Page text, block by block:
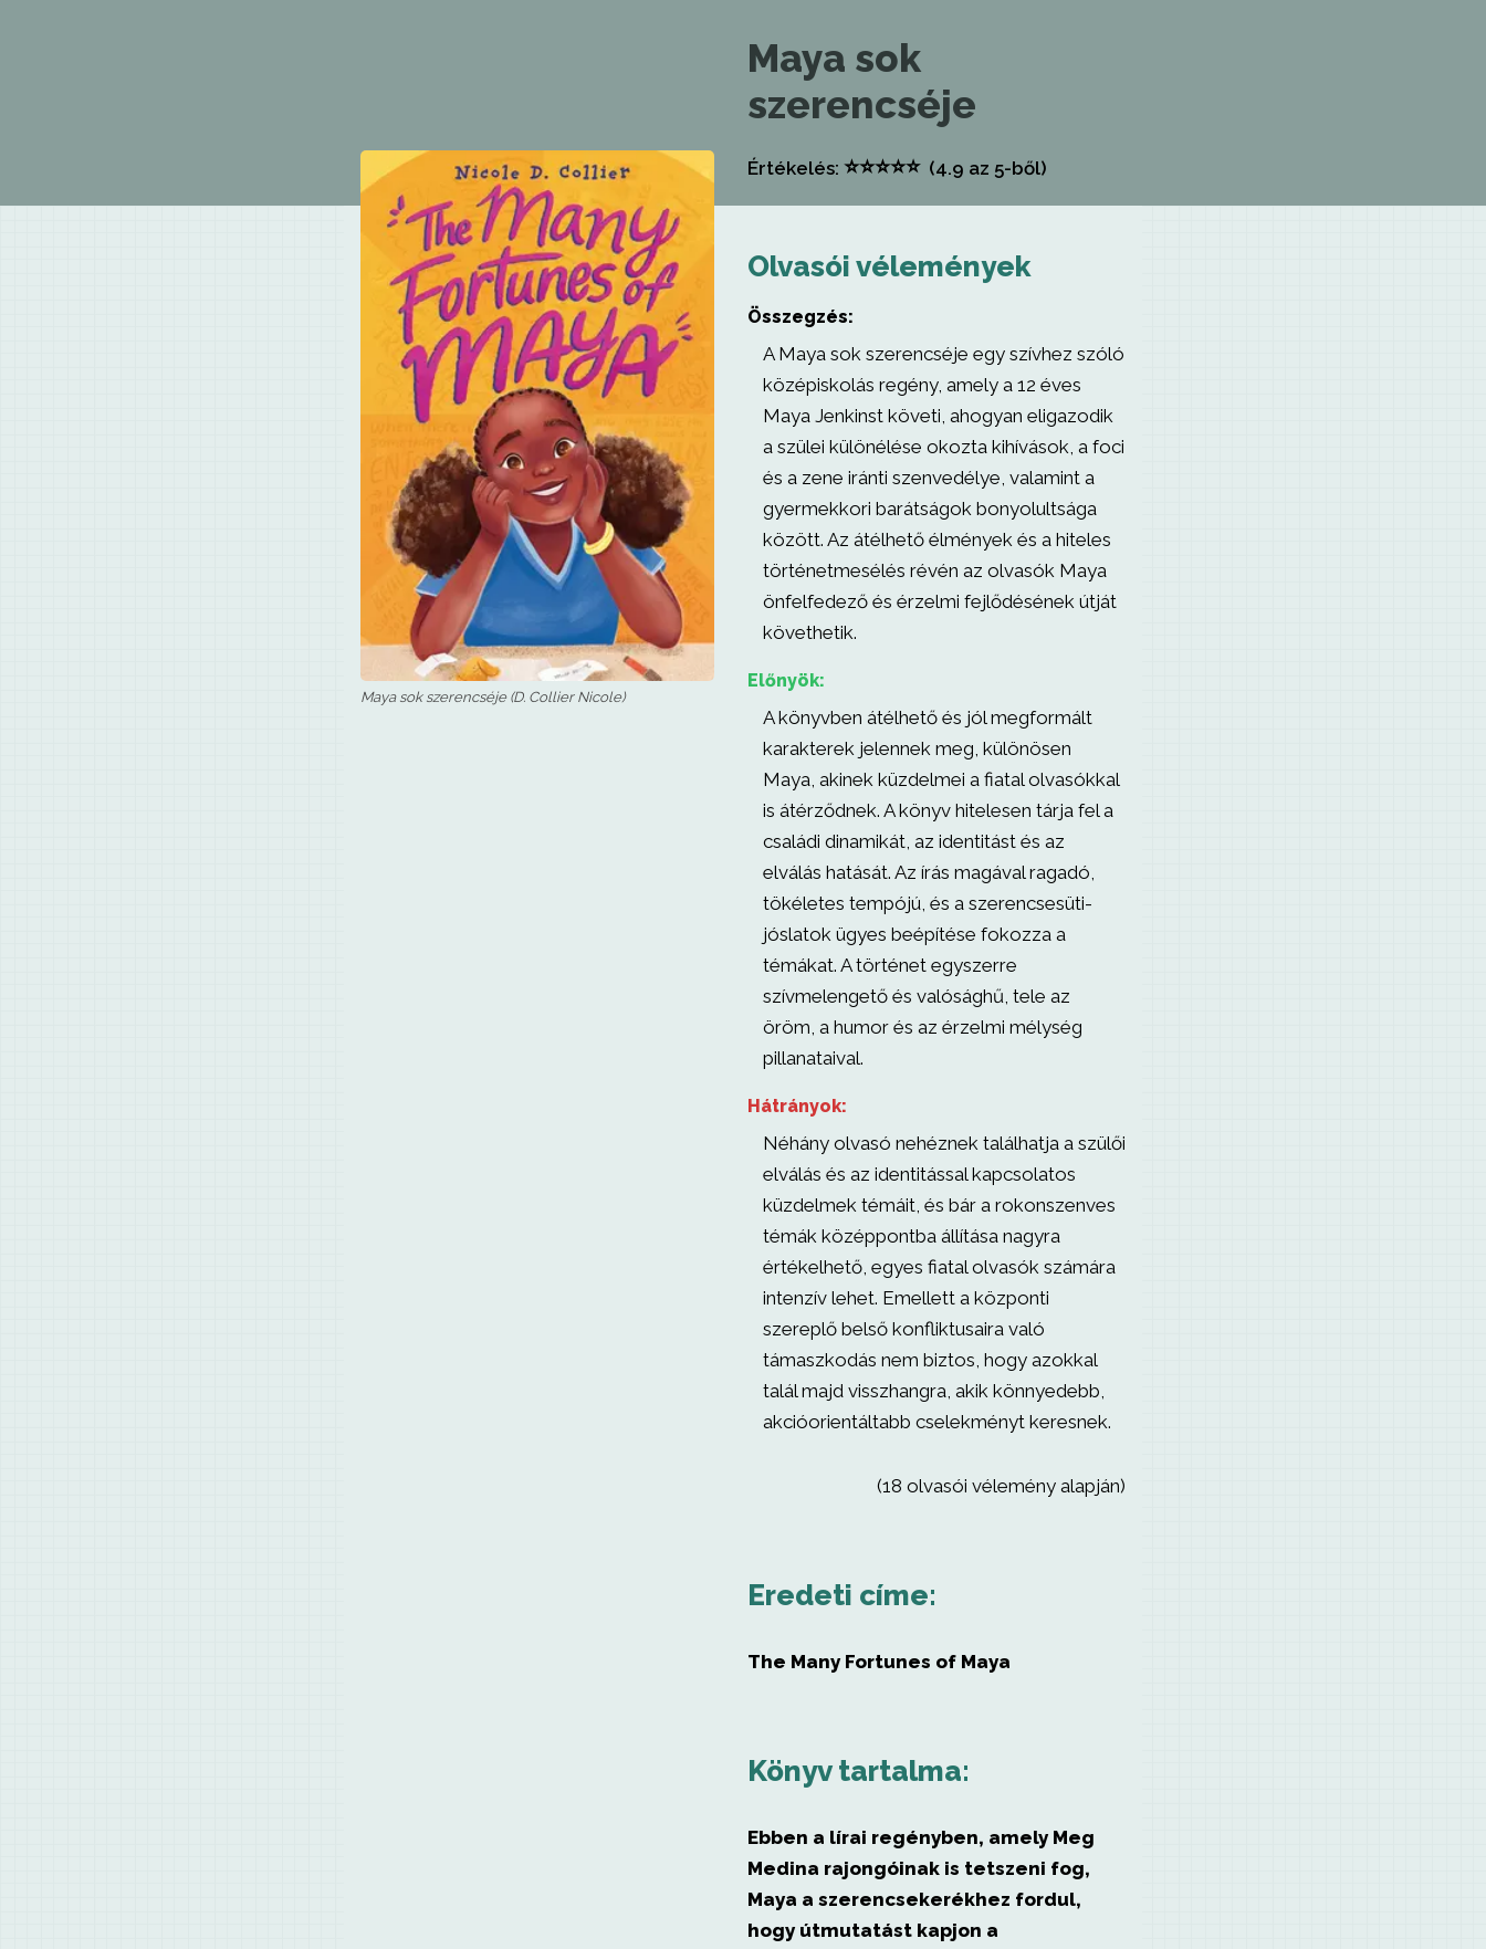
Maya sok
szerencséje
Értékelés: ⭐⭐⭐⭐⭐(4.9 az 5-ből)
Maya sok szerencséje (D. Collier Nicole)
Olvasói vélemények
Összegzés:
A Maya sok szerencséje egy szívhez szóló
középiskolás regény, amely a 12 éves
Maya Jenkinst követi, ahogyan eligazodik
a szülei különélése okozta kihívások, a foci
és a zene iránti szenvedélye, valamint a
gyermekkori barátságok bonyolultsága
között. Az átélhető élmények és a hiteles
történetmesélés révén az olvasók Maya
önfelfedező és érzelmi fejlődésének útját
követhetik.
Előnyök:
A könyvben átélhető és jól megformált
karakterek jelennek meg, különösen
Maya, akinek küzdelmei a fiatal olvasókkal
is átérződnek. A könyv hitelesen tárja fel a
családi dinamikát, az identitást és az
elválás hatását. Az írás magával ragadó,
tökéletes tempójú, és a szerencsesüti-
jóslatok ügyes beépítése fokozza a
témákat. A történet egyszerre
szívmelengető és valósághű, tele az
öröm, a humor és az érzelmi mélység
pillanataival.
Hátrányok:
Néhány olvasó nehéznek találhatja a szülői
elválás és az identitással kapcsolatos
küzdelmek témáit, és bár a rokonszenves
témák középpontba állítása nagyra
értékelhető, egyes fiatal olvasók számára
intenzív lehet. Emellett a központi
szereplő belső konfliktusaira való
támaszkodás nem biztos, hogy azokkal
talál majd visszhangra, akik könnyedebb,
akcióorientáltabb cselekményt keresnek.
(18 olvasói vélemény alapján)
Eredeti címe:
The Many Fortunes of Maya
Könyv tartalma:
Ebben a lírai regényben, amely Meg
Medina rajongóinak is tetszeni fog,
Maya a szerencsekerékhez fordul,
hogy útmutatást kapjon a